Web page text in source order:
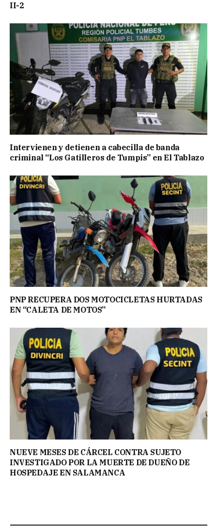
II-2
Intervienen y detienen a cabecilla de banda
criminal “Los Gatilleros de Tumpis” en El Tablazo
PNP RECUPERA DOS MOTOCICLETAS HURTADAS
EN “CALETA DE MOTOS”
NUEVE MESES DE CÁRCEL CONTRA SUJETO
INVESTIGADO POR LA MUERTE DE DUEÑO DE
HOSPEDAJE EN SALAMANCA